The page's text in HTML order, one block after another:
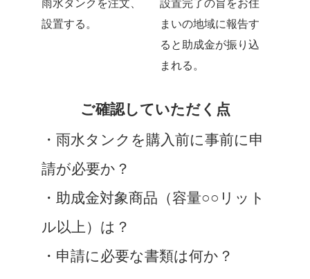
雨水タンクを注文、
設置する。
設置完了の旨をお住
まいの地域に報告す
ると助成金が振り込
まれる。
ご確認していただく点
・雨水タンクを購入前に事前に申
請が必要か？
・助成金対象商品（容量○○リット
ル以上）は？
・申請に必要な書類は何か？